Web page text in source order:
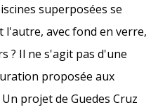
superposées se
l'autre, avec fond en verre,
? Il ne s'agit pas d'une
proposée aux
projet de Guedes Cruz